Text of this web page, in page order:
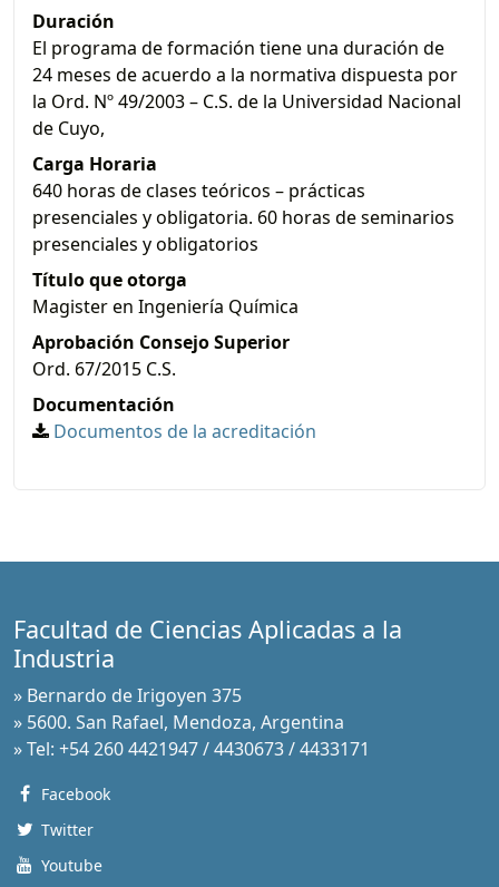
Duración
El programa de formación tiene una duración de
24 meses de acuerdo a la normativa dispuesta por
la Ord. Nº 49/2003 – C.S. de la Universidad Nacional
de Cuyo,
Carga Horaria
640 horas de clases teóricos – prácticas
presenciales y obligatoria. 60 horas de seminarios
presenciales y obligatorios
Título que otorga
Magister en Ingeniería Química
Aprobación Consejo Superior
Ord. 67/2015 C.S.
Documentación
Documentos de la acreditación
Facultad de Ciencias Aplicadas a la
Industria
» Bernardo de Irigoyen 375
» 5600. San Rafael, Mendoza, Argentina
» Tel: +54 260 4421947 / 4430673 / 4433171
Facebook
Twitter
Youtube